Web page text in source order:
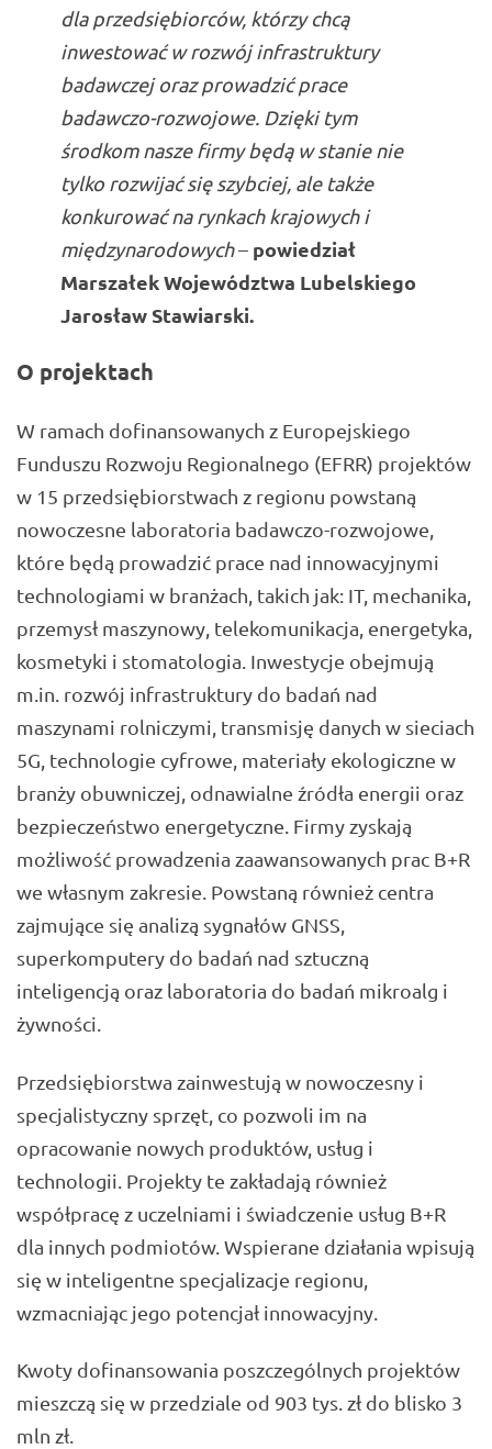
dla przedsiębiorców, którzy chcą
inwestować w rozwój infrastruktury
badawczej oraz prowadzić prace
badawczo-rozwojowe. Dzięki tym
środkom nasze firmy będą w stanie nie
tylko rozwijać się szybciej, ale także
konkurować na rynkach krajowych i
międzynarodowych– powiedział
Marszałek Województwa Lubelskiego
Jarosław Stawiarski.
O projektach
W ramach dofinansowanych z Europejskiego
Funduszu Rozwoju Regionalnego (EFRR) projektów
w 15 przedsiębiorstwach z regionu powstaną
nowoczesne laboratoria badawczo-rozwojowe,
które będą prowadzić prace nad innowacyjnymi
technologiami w branżach, takich jak: IT, mechanika,
przemysł maszynowy, telekomunikacja, energetyka,
kosmetyki i stomatologia. Inwestycje obejmują
m.in. rozwój infrastruktury do badań nad
maszynami rolniczymi, transmisję danych w sieciach
5G, technologie cyfrowe, materiały ekologiczne w
branży obuwniczej, odnawialne źródła energii oraz
bezpieczeństwo energetyczne. Firmy zyskają
możliwość prowadzenia zaawansowanych prac B+R
we własnym zakresie. Powstaną również centra
zajmujące się analizą sygnałów GNSS,
superkomputery do badań nad sztuczną
inteligencją oraz laboratoria do badań mikroalg i
żywności.
Przedsiębiorstwa zainwestują w nowoczesny i
specjalistyczny sprzęt, co pozwoli im na
opracowanie nowych produktów, usług i
technologii. Projekty te zakładają również
współpracę z uczelniami i świadczenie usług B+R
dla innych podmiotów. Wspierane działania wpisują
się w inteligentne specjalizacje regionu,
wzmacniając jego potencjał innowacyjny.
Kwoty dofinansowania poszczególnych projektów
mieszczą się w przedziale od 903 tys. zł do blisko 3
mln zł.